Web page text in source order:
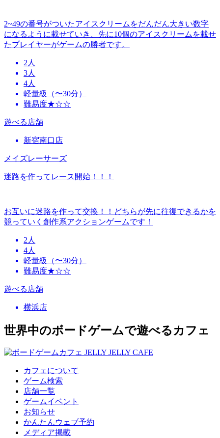
2~49の番号がついたアイスクリームをだんだん大きい数字
になるように載せていき、先に10個のアイスクリームを載せ
たプレイヤーがゲームの勝者です。
2人
3人
4人
軽量級（〜30分）
難易度★☆☆
遊べる店舗
新宿南口店
メイズレーサーズ
迷路を作ってレース開始！！！
お互いに迷路を作って交換！！どちらが先に往復できるかを
競っていく創作系アクションゲームです！
2人
4人
軽量級（〜30分）
難易度★☆☆
遊べる店舗
横浜店
世界中のボードゲームで遊べるカフェ
カフェについて
ゲーム検索
店舗一覧
ゲームイベント
お知らせ
かんたんウェブ予約
メディア掲載